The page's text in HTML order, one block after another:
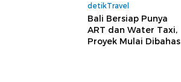
detikTravel
Bali Bersiap Punya
ART dan Water Taxi,
Proyek Mulai Dibahas